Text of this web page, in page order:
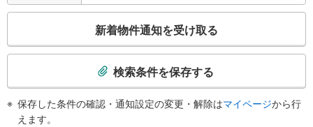
検
新着物件通知を受け取る
検索条件を保存する
保存した条件の確認・通知設定の変更・解除はマイページから行
えます。